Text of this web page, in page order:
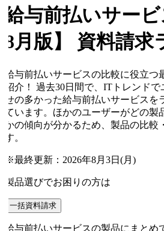
与前払いサービ
月版】 資料請求
与前払いサービスの比較に役立つ最
介！ 過去30日間で、ITトレンドで
の多かった給与前払いサービスをラ
います。ほかのユーザーがどの製品
の傾向が分かるため、製品の比較・
。
最終更新： 2026年8月3日(月)
品選びでお困りの方は
一括資料請求
与前払いサービスの製品にまとめて